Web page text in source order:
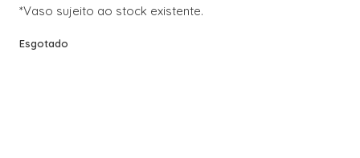
*Vaso sujeito ao stock existente.
Esgotado